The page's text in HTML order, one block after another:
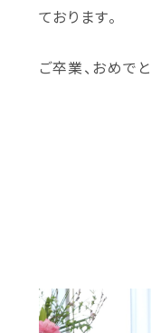
ております。
ご卒業、おめで